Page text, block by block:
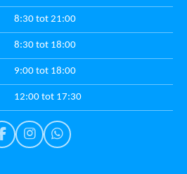
8:30 tot 21:00
8:30 tot 18:00
9:00 tot 18:00
12:00 tot 17:30
F
I
W